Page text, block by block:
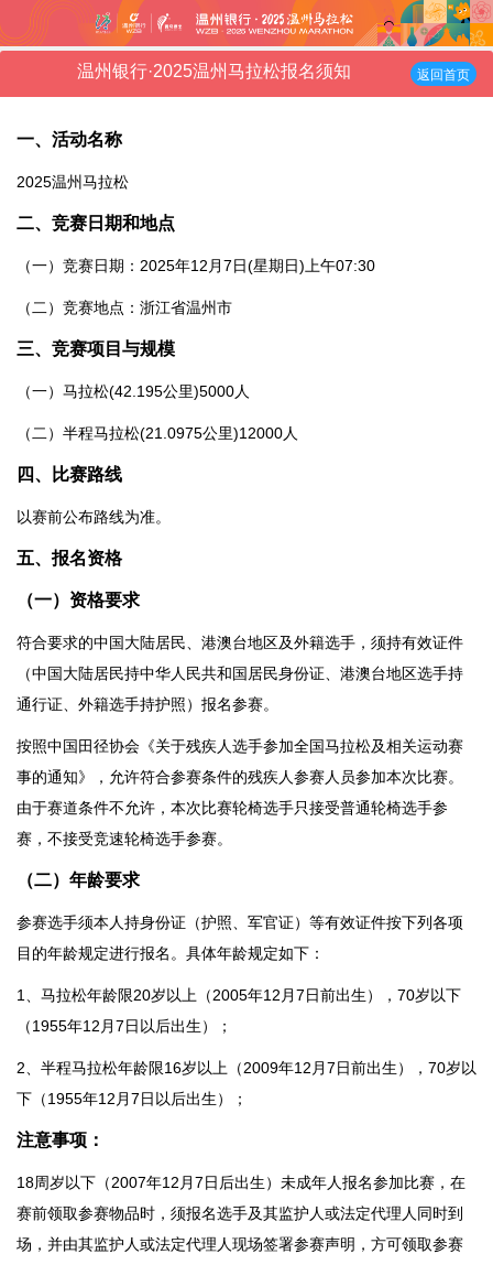
温州银行·2025温州马拉松报名须知 返回首页
一、 活动名称
2025温州马拉松
二、竞赛日期和地点
（一）竞赛日期：2025年12月7日(星期日)上午07:30
（二）竞赛地点：浙江省温州市
三、竞赛项目与规模
（一）马拉松(42.195公里)5000人
（二）半程马拉松(21.0975公里)12000人
四、 比赛路线
以赛前公布路线为准。
五、报名资格
（一）资格要求
符合要求的中国大陆居民、港澳台地区及外籍选手，须持有效证件
（中国大陆居民持中华人民共和国居民身份证、港澳台地区选手持
通行证、外籍选手持护照）报名参赛。
按照中国田径协会《关于残疾人选手参加全国马拉松及相关运动赛
事的通知》，允许符合参赛条件的残疾人参赛人员参加本次比赛。
由于赛道条件不允许，本次比赛轮椅选手只接受普通轮椅选手参
赛，不接受竞速轮椅选手参赛。
（二）年龄要求
参赛选手须本人持身份证（护照、军官证）等有效证件按下列各项
目的年龄规定进行报名。具体年龄规定如下：
1、马拉松年龄限20岁以上（2005年12月7日前出生），70岁以下
（1955年12月7日以后出生）；
2、半程马拉松年龄限16岁以上（2009年12月7日前出生），70岁以
下（1955年12月7日以后出生）；
注意事项：
18周岁以下（2007年12月7日后出生）未成年人报名参加比赛，在
赛前领取参赛物品时，须报名选手及其监护人或法定代理人同时到
场，并由其监护人或法定代理人现场签署参赛声明，方可领取参赛